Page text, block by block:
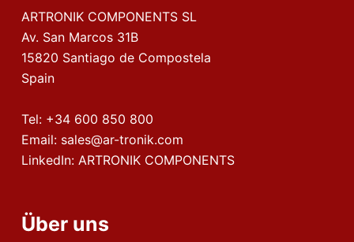
ARTRONIK COMPONENTS SL
Av. San Marcos 31B
15820 Santiago de Compostela
Spain
Tel: +34 600 850 800
Email: sales@ar-tronik.com
LinkedIn: ARTRONIK COMPONENTS
Über uns